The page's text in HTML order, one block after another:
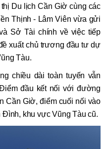
Du lịch Cần Giờ cùng các
Thịnh - Lâm Viên vừa gửi
Sở Tài chính về việc tiếp
xuất chủ trương đầu tư dự
Tàu.
chiều dài toàn tuyến vẫn
đầu kết nối với đường
Cần Giờ, điểm cuối nối vào
Đình, khu vực Vũng Tàu cũ.